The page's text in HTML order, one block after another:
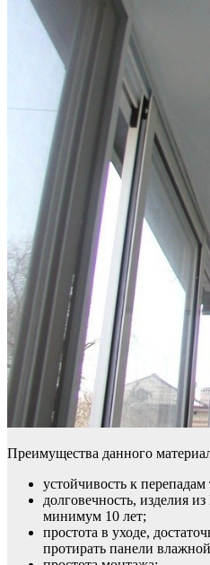
Преимущества данного
устойчивость к перепадам
долговечность, изделия
минимум 10 лет;
простота в уходе,
протирать панели